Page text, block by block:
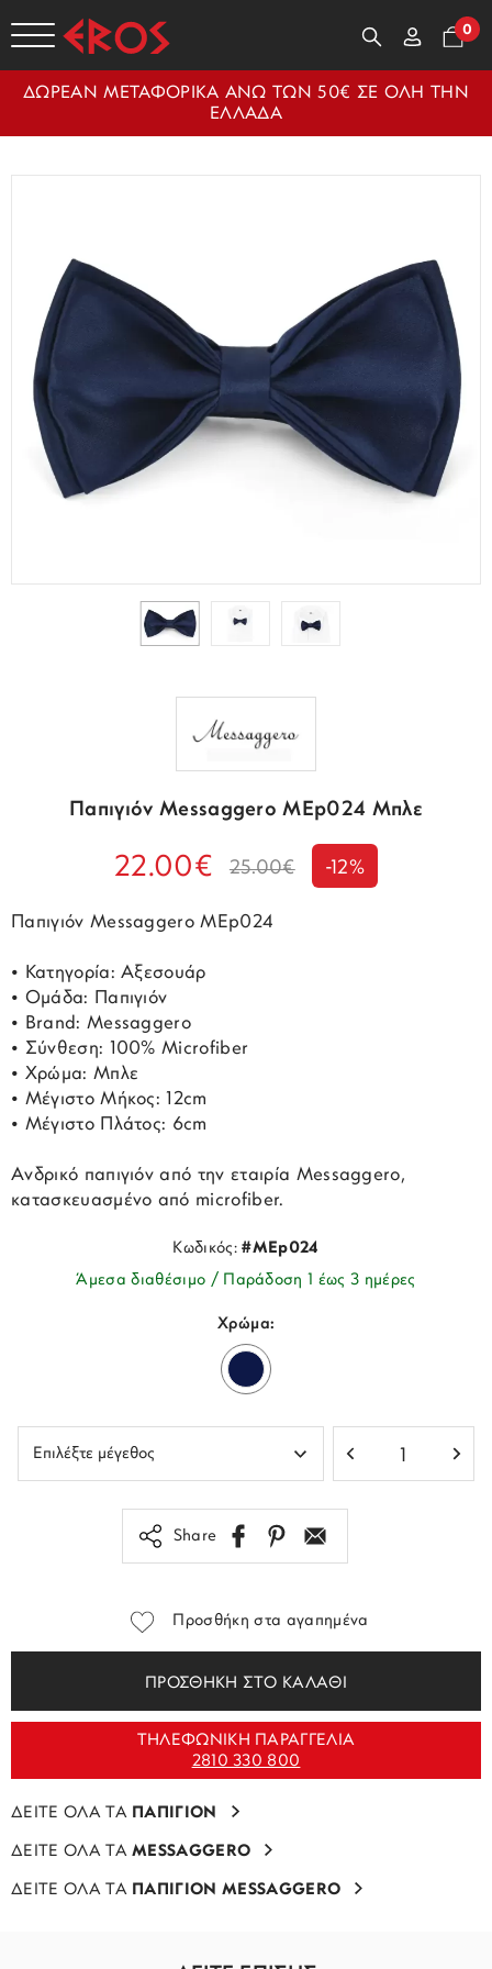
0
ΔΩΡΕΑΝ ΜΕΤΑΦΟΡΙΚΑ ΑΝΩ ΤΩΝ 50€ ΣΕ ΟΛΗ ΤΗΝ
ΕΛΛΑΔΑ
Παπιγιόν Messaggero MEp024 Μπλε
22.00€ 25.00€ -12%
Παπιγιόν Messaggero MEp024
• Κατηγορία: Αξεσουάρ
• Ομάδα: Παπιγιόν
• Brand: Messaggero
• Σύνθεση: 100% Microfiber
• Χρώμα: Μπλε
• Μέγιστο Μήκος: 12cm
• Μέγιστο Πλάτος: 6cm
Ανδρικό παπιγιόν από την εταιρία Messaggero,
κατασκευασμένο από microfiber.
Κωδικός:#MEp024
Άμεσα διαθέσιμο / Παράδοση 1 έως 3 ημέρες
Χρώμα:
Share
Προσθήκη στα αγαπημένα
ΠΡΟΣΘΗΚΗ ΣΤΟ ΚΑΛΑΘΙ
ΤΗΛΕΦΩΝΙΚΗ ΠΑΡΑΓΓΕΛΙΑ
2810 330 800
ΔΕΙΤΕ ΟΛΑ ΤΑ ΠΑΠΙΓΙΟΝ
ΔΕΙΤΕ ΟΛΑ ΤΑMESSAGGERO
ΔΕΙΤΕ ΟΛΑ ΤΑ ΠΑΠΙΓΙΟΝ MESSAGGERO